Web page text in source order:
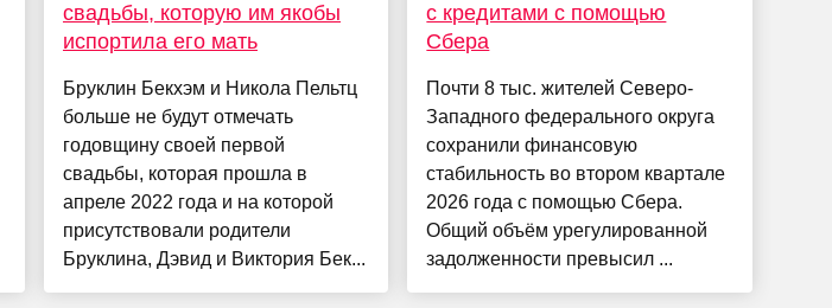
свадьбы, которую им якобы
испортила его мать
Бруклин Бекхэм и Никола Пельтц
больше не будут отмечать
годовщину своей первой
свадьбы, которая прошла в
апреле 2022 года и на которой
присутствовали родители
Бруклина, Дэвид и Виктория Бек...
с кредитами с помощью
Сбера
Почти 8 тыс. жителей Северо-
Западного федерального округа
сохранили финансовую
стабильность во втором квартале
2026 года с помощью Сбера.
Общий объём урегулированной
задолженности превысил ...